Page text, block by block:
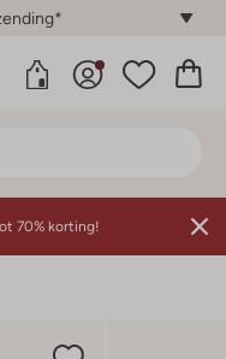
70% korting!